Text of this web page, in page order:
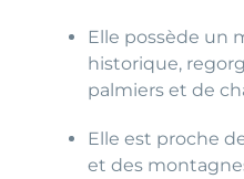
Elle possède un
historique,
palmiers et de
Elle est proche
et des